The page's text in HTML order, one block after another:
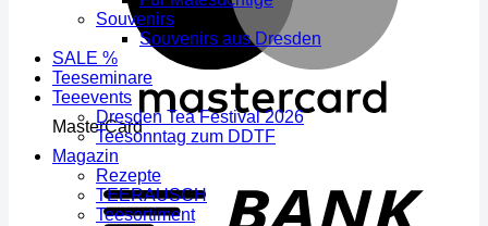
MasterCard
Souvenirs
Souvenirs aus Dresden
SALE %
Teeseminare
Teeevents
Dresden Tea Festival 2026
Teesonntag zum DDTF
Magazin
Rezepte
TEERAUSCH
Teesortiment